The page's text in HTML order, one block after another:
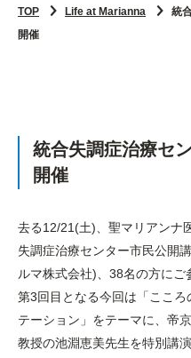
TOP Life at Marianna
統
開催
統合失調症治療セ
開催
去る12/21(土)、聖マリアンナ
失調症治療センター市民公開
ルマ株式会社)、38名の方にご
第3回目となる今回は「ここ
テーション」をテーマに、帝
教授の池淵恵美先生を特別講